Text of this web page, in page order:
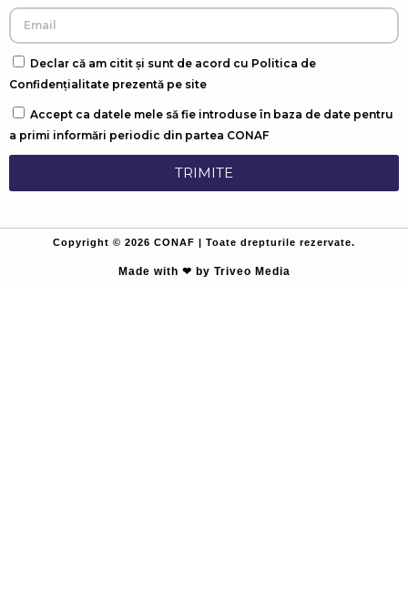
Declar că am citit și sunt de acord cu Politica de
Confidențialitate prezentă pe site
Accept ca datele mele să fie introduse în baza de date pentru
a primi informări periodic din partea CONAF
TRIMITE
Copyright © 2026 CONAF | Toate drepturile rezervate.
Made with ❤ by Triveo Media